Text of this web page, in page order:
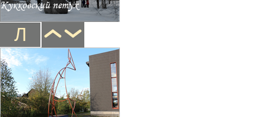
Кукковский петух
Л